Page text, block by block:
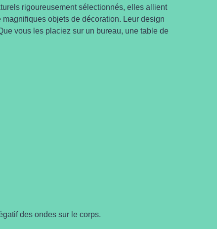
rigoureusement sélectionnés, elles allient
objets de décoration. Leur design
vous les placiez sur un bureau, une table de
des ondes sur le corps.